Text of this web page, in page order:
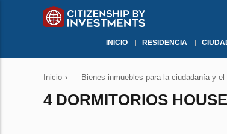
INICIO RESIDENCIA
Inicio › Bienes inmuebles para la ciudadanía y
4 DORMITORIOS